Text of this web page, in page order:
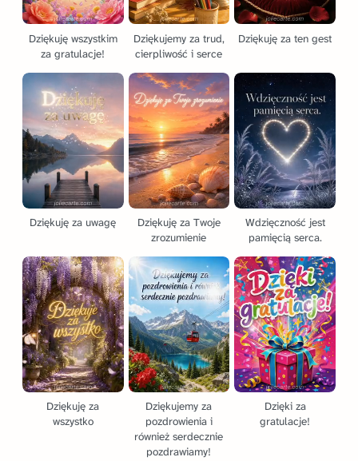
Dziękuję wszystkim
za gratulacje!
Dziękujemy za trud,
cierpliwość i serce
Dziękuję za ten gest
Dziękuję za uwagę
Dziękuję za Twoje
zrozumienie
Wdzięczność jest
pamięcią serca.
Dziękuję za
wszystko
Dziękujemy za
pozdrowienia i
również serdecznie
pozdrawiamy!
Dzięki za
gratulacje!